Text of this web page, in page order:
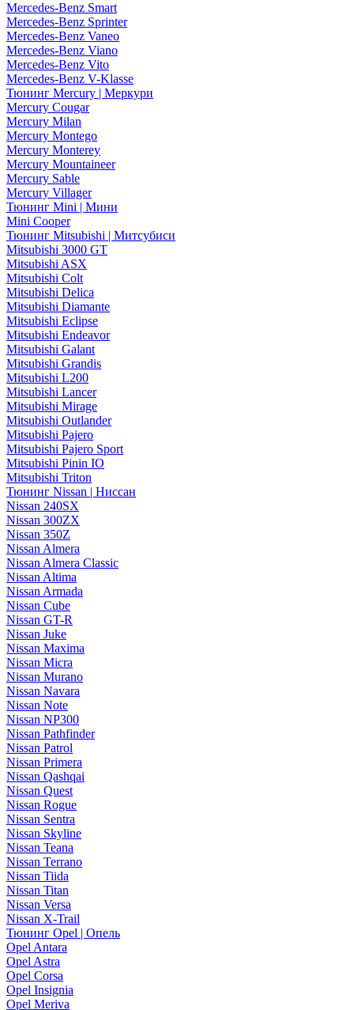
Mercedes-Benz Smart
Mercedes-Benz Sprinter
Mercedes-Benz Vaneo
Mercedes-Benz Viano
Mercedes-Benz Vito
Mercedes-Benz V-Klasse
Тюнинг Mercury | Меркури
Mercury Cougar
Mercury Milan
Mercury Montego
Mercury Monterey
Mercury Mountaineer
Mercury Sable
Mercury Villager
Тюнинг Mini | Мини
Mini Cooper
Тюнинг Mitsubishi | Митсубиси
Mitsubishi 3000 GT
Mitsubishi ASX
Mitsubishi Colt
Mitsubishi Delica
Mitsubishi Diamante
Mitsubishi Eclipse
Mitsubishi Endeavor
Mitsubishi Galant
Mitsubishi Grandis
Mitsubishi L200
Mitsubishi Lancer
Mitsubishi Mirage
Mitsubishi Outlander
Mitsubishi Pajero
Mitsubishi Pajero Sport
Mitsubishi Pinin IO
Mitsubishi Triton
Тюнинг Nissan | Ниссан
Nissan 240SX
Nissan 300ZX
Nissan 350Z
Nissan Almera
Nissan Almera Classic
Nissan Altima
Nissan Armada
Nissan Cube
Nissan GT-R
Nissan Juke
Nissan Maxima
Nissan Micra
Nissan Murano
Nissan Navara
Nissan Note
Nissan NP300
Nissan Pathfinder
Nissan Patrol
Nissan Primera
Nissan Qashqai
Nissan Quest
Nissan Rogue
Nissan Sentra
Nissan Skyline
Nissan Teana
Nissan Terrano
Nissan Tiida
Nissan Titan
Nissan Versa
Nissan X-Trail
Тюнинг Opel | Опель
Opel Antara
Opel Astra
Opel Corsa
Opel Insignia
Opel Meriva